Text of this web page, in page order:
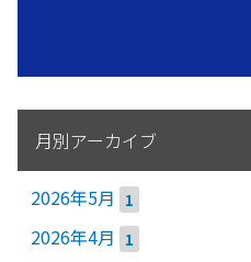
月別アーカイブ
2026年5月 1
2026年4月 1